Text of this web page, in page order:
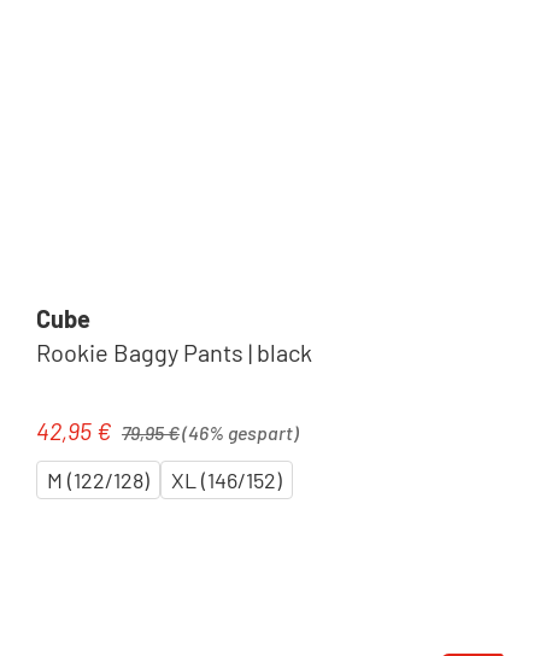
Cube
Rookie Baggy Pants | black
Verkaufspreis:
42,95 € Regulärer Preis:
79,95 €(46% gespart)
M (122/128) XL (146/152)